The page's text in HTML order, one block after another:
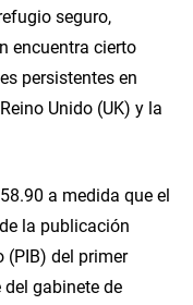
seguro,
encuentra cierto
persistentes en
Unido (UK) y la
a medida que el
la publicación
(PIB) del primer
gabinete de